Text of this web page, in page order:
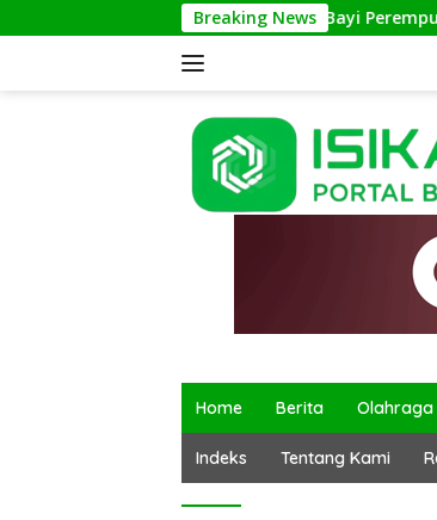
ke
Breaking NewsBayi Perempuan
Home Berita Olahraga
Indeks Tentang Kami